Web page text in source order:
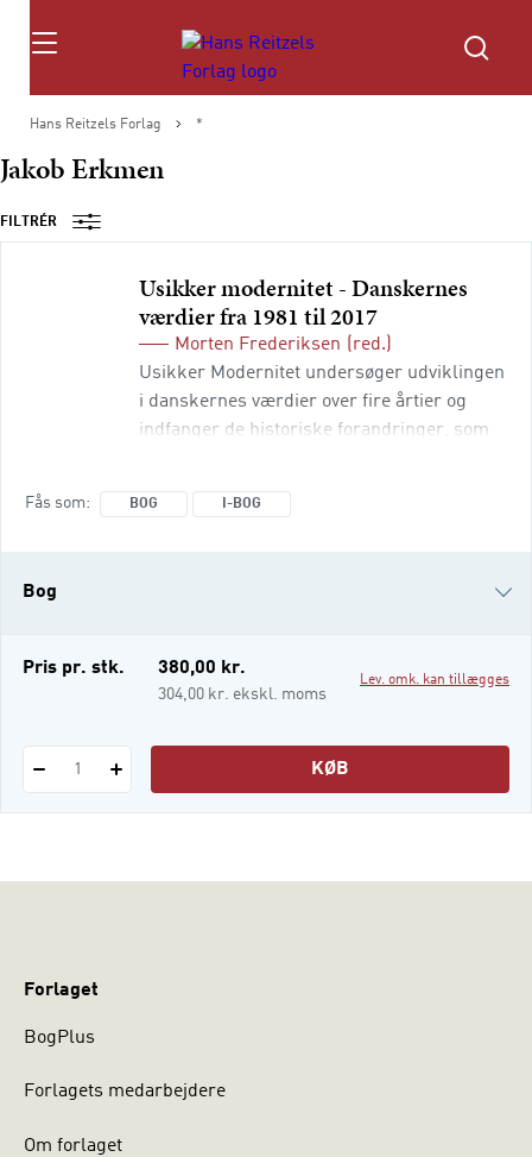
Søg
Hans Reitzels Forlag *
Jakob Erkmen
FILTRÉR
Usikker modernitet - Danskernes
værdier fra 1981 til 2017
Morten Frederiksen
(red.)
Usikker Modernitet undersøger udviklingen
i danskernes værdier over fire årtier og
indfanger de historiske forandringer, som
fleste.
Fås som BOG I-BOG
Bog
i-bog
Pris pr. stk. 380,00 kr.
304,00 kr. ekskl. moms
Lev. omk. kan tillægges
1 KØB
Forlaget
BogPlus
Forlagets medarbejdere
Om forlaget